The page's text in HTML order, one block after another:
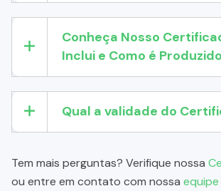
Conheça Nosso
Inclui e Como é Produzido
Qual a validade do
Tem mais perguntas? Verifique nossa
ou entre em contato com nossa